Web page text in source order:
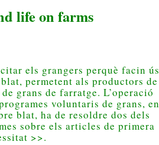
life on farms
els grangers perquè facin ús
, permetent als productors de
de grans de farratge. L’operació
voluntaris de grans, en
blat, ha de resoldre dos dels
sobre els articles de primera
>>.